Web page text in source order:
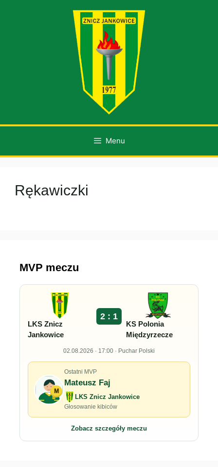
Menu
Rękawiczki
MVP meczu
LKS Znicz
Jankowice
2 : 1
KS Polonia
Międzyrzecze
02.08.2026 · 17:00 · Puchar Polski
M
Ostatni MVP
Mateusz Faj
LKS Znicz Jankowice
Głosowanie kibiców
Zobacz szczegóły meczu